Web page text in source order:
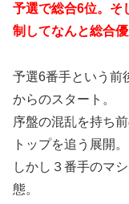
予選で総合6位。そ
制してなんと総合優
予選6番手という前
からのスタート。
序盤の混乱を持ち
トップを追う展開。
しかし３番手のマ
態。